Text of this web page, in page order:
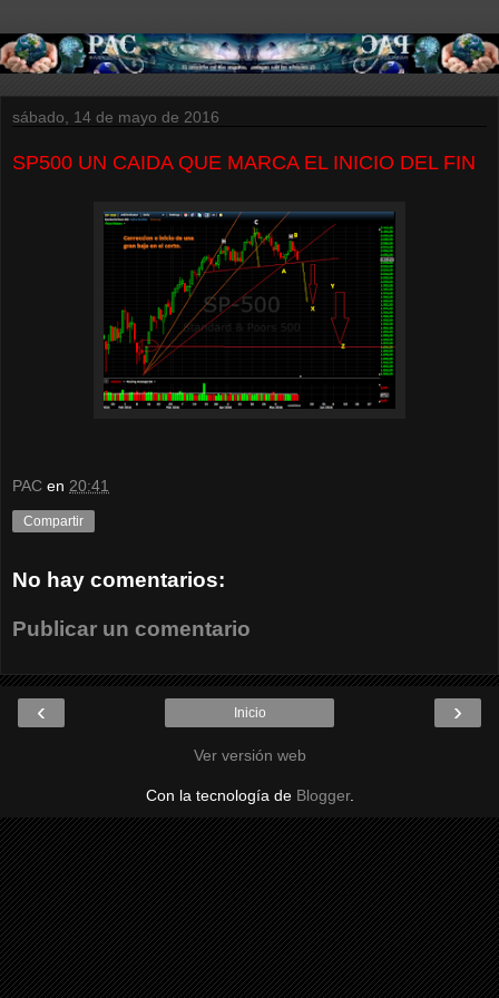
sábado, 14 de mayo de 2016
SP500 UN CAIDA QUE MARCA EL INICIO DEL FIN
PAC en 20:41
Compartir
No hay comentarios:
Publicar un comentario
‹ ›
Inicio
Ver versión web
Con la tecnología de Blogger.